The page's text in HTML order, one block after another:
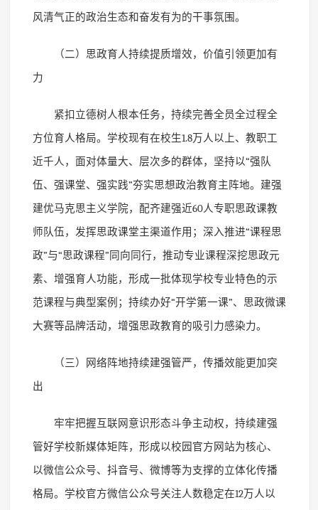
风清气正的政治生态和奋发有为的干事氛围。
（二）思政育人持续提质增效，价值引领更加有
力
紧扣立德树人根本任务，持续完善全员全过程全
方位育人格局。学校现有在校生1.8万人以上、教职工
近千人，面对体量大、层次多的群体，坚持以“强队
伍、强课堂、强实践”夯实思想政治教育主阵地。建强
建优马克思主义学院，配齐建强近60人专职思政课教
师队伍，发挥思政课堂主渠道作用；深入推进“课程思
政”与“思政课程” 同向同行，推动专业课程深挖思政元
素、增强育人功能，形成一批体现学校专业特色的示
范课程与典型案例；持续办好“开学第一课”、思政微课
大赛等品牌活动，增强思政教育的吸引力感染力。
（三）网络阵地持续建强管严，传播效能更加突
出
牢牢把握互联网意识形态斗争主动权，持续建强
管好学校新媒体矩阵，形成以校园官方网站为核心、
以微信公众号、抖音号、微博等为支撑的立体化传播
格局。学校官方微信公众号关注人数稳定在12万人以